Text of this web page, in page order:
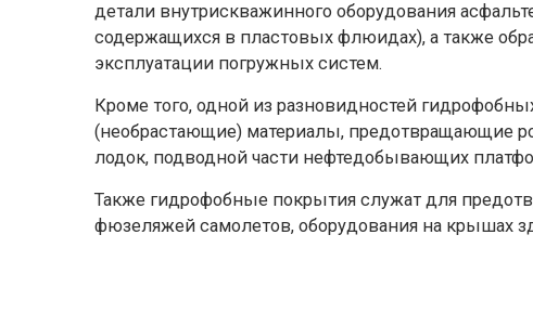
детали внутрискважинного оборудования
содержащихся в пластовых флюидах), а также
эксплуатации погружных систем.
Кроме того, одной из разновидностей
(необрастающие) материалы, предотвращающие
лодок, подводной части нефтедобывающих
Также гидрофобные покрытия служат для
фюзеляжей самолетов, оборудования на крышах